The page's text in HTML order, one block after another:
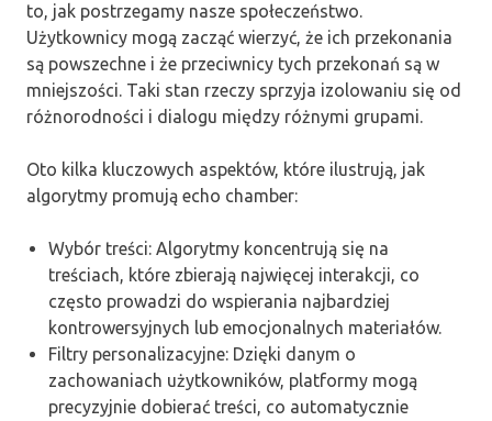
to, jak postrzegamy nasze społeczeństwo.
Użytkownicy mogą zacząć wierzyć, że ich przekonania
są powszechne i że przeciwnicy tych przekonań są w
mniejszości. Taki stan rzeczy sprzyja izolowaniu się od
różnorodności i dialogu między różnymi grupami.
Oto kilka kluczowych aspektów, które ilustrują, jak
algorytmy promują echo chamber:
Wybór treści: Algorytmy koncentrują się na
treściach, które zbierają najwięcej interakcji, co
często prowadzi do wspierania najbardziej
kontrowersyjnych lub emocjonalnych materiałów.
Filtry personalizacyjne: Dzięki danym o
zachowaniach użytkowników, platformy mogą
precyzyjnie dobierać treści, co automatycznie